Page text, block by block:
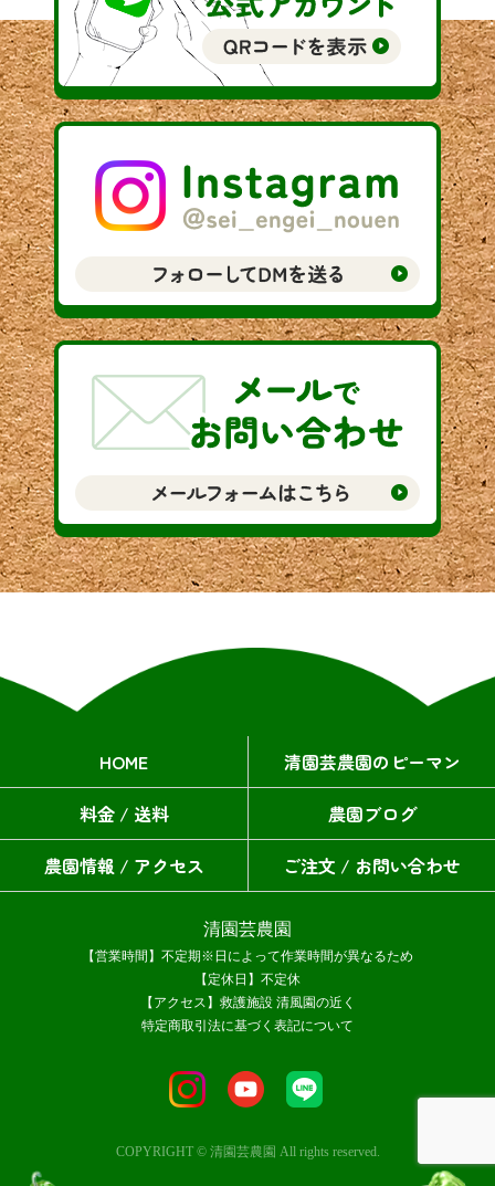
HOME
清園芸農園のピーマン
料金 / 送料
農園ブログ
農園情報 / アクセス
ご注文 / お問い合わせ
清園芸農園
【営業時間】不定期※日によって作業時間が異なるため
【定休日】不定休
【アクセス】救護施設 清風園の近く
特定商取引法に基づく表記について
COPYRIGHT © 清園芸農園 All rights reserved.